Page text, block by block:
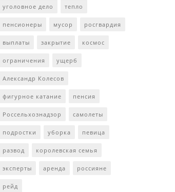
уголовное дело тепло
пенсионеры мусор росгвардия
выплаты закрытие космос
ограничения ущерб
Александр Колесов
фигурное катание пенсия
Россельхознадзор самолеты
подростки уборка певица
развод королевская семья
эксперты аренда россияне
рейд